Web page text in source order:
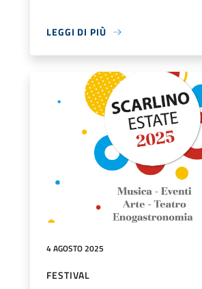
LEGGI DI PIÙ
4 AGOSTO 2025
FESTIVAL